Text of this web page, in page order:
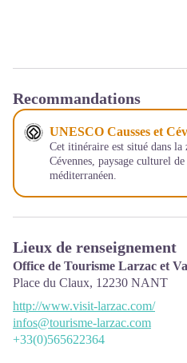
Recommandations
UNESCO Causses et
Cet itinéraire est situé dans la
Cévennes, paysage culturel
méditerranéen.
Lieux de renseignement
Office de Tourisme Larzac et
Place du Claux, 12230 NANT
http://www.visit-larzac.com/
infos@tourisme-larzac.com
+33(0)565622364